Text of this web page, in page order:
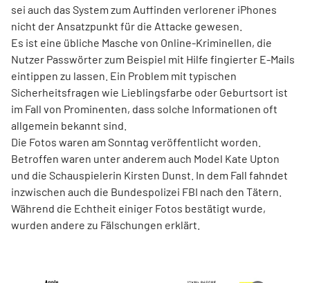
sei auch das System zum Auffinden verlorener iPhones
nicht der Ansatzpunkt für die Attacke gewesen.
Es ist eine übliche Masche von Online-Kriminellen, die
Nutzer Passwörter zum Beispiel mit Hilfe fingierter E-Mails
eintippen zu lassen. Ein Problem mit typischen
Sicherheitsfragen wie Lieblingsfarbe oder Geburtsort ist
im Fall von Prominenten, dass solche Informationen oft
allgemein bekannt sind.
Die Fotos waren am Sonntag veröffentlicht worden.
Betroffen waren unter anderem auch Model Kate Upton
und die Schauspielerin Kirsten Dunst. In dem Fall fahndet
inzwischen auch die Bundespolizei FBI nach den Tätern.
Während die Echtheit einiger Fotos bestätigt wurde,
wurden andere zu Fälschungen erklärt.